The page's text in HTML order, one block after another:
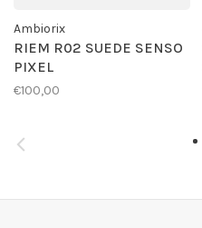
Ambiorix
RIEM R02 SUEDE SENSO
PIXEL
€100,00